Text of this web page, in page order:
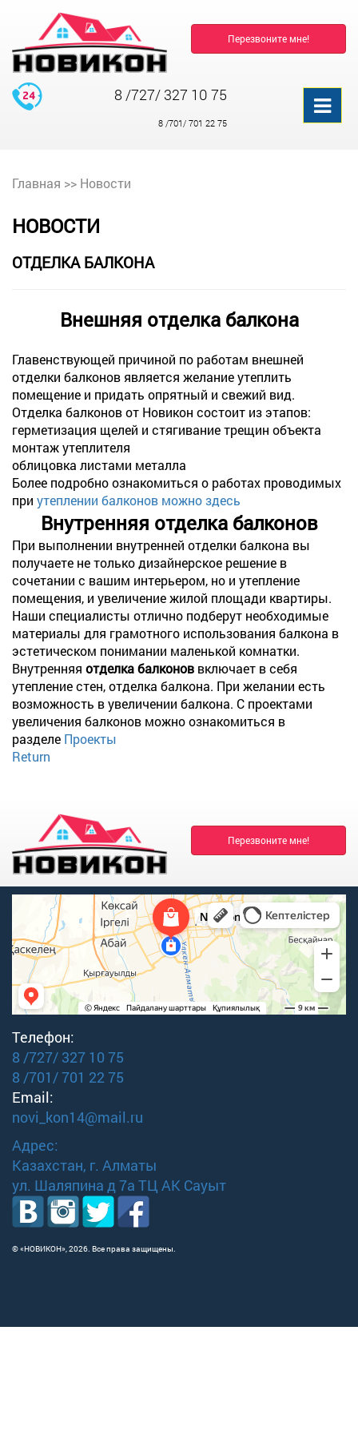
Перезвоните мне!
8 /727/ 327 10 75
8 /701/ 701 22 75
Главная >> Новости
НОВОСТИ
ОТДЕЛКА БАЛКОНА
Внешняя отделка балкона
Главенствующей причиной по работам внешней
отделки балконов является желание утеплить
помещение и придать опрятный и свежий вид.
Отделка балконов от Новикон состоит из этапов:
герметизация щелей и стягивание трещин объекта
монтаж утеплителя
облицовка листами металла
Более подробно ознакомиться о работах проводимых
при утеплении балконов можно здесь
Внутренняя отделка балконов
При выполнении внутренней отделки балкона вы
получаете не только дизайнерское решение в
сочетании с вашим интерьером, но и утепление
помещения, и увеличение жилой площади квартиры.
Наши специалисты отлично подберут необходимые
материалы для грамотного использования балкона в
эстетическом понимании маленькой комнатки.
Внутренняя отделка балконов включает в себя
утепление стен, отделка балкона. При желании есть
возможность в увеличении балкона. С проектами
увеличения балконов можно ознакомиться в
разделе Проекты
Return
Перезвоните мне!
Телефон:
8 /727/ 327 10 75
8 /701/ 701 22 75
Email:
novi_kon14@mail.ru
Адрес:
Казахстан, г. Алматы
ул. Шаляпина д 7а ТЦ АК Сауыт
© «НОВИКОН»,2026. Все права защищены.